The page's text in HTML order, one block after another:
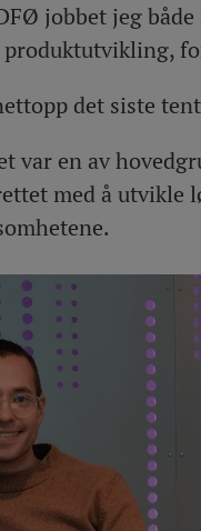
jobbet jeg
produktutvikling,
det siste
var en av
med å utvikle